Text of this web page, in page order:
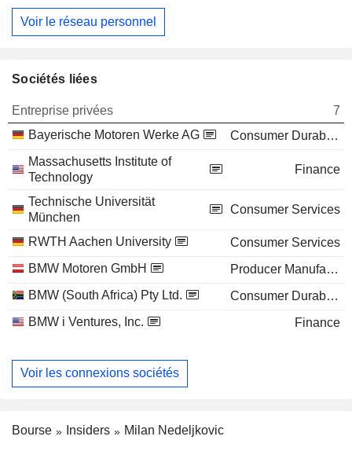
Voir le réseau personnel
Sociétés liées
Entreprise privées
7
Bayerische Motoren Werke AG
Consumer Durables
Massachusetts Institute of
Technology
Finance
Technische Universität
München
Consumer Services
RWTH Aachen University
Consumer Services
BMW Motoren GmbH
Producer Manufacturing
BMW (South Africa) Pty Ltd.
Consumer Durables
BMW i Ventures, Inc.
Finance
Voir les connexions sociétés
Bourse Insiders Milan Nedeljkovic